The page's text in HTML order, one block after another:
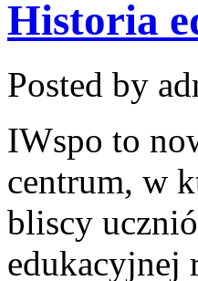
Historia
Posted by
IWspo to
centrum, w
bliscy
edukacyjnej